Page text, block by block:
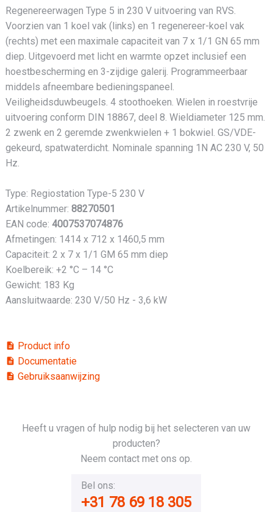
Regenereerwagen Type 5 in 230 V uitvoering van RVS.
Voorzien van 1 koel vak (links) en 1 regenereer-koel vak
(rechts) met een maximale capaciteit van 7 x 1/1 GN 65 mm
diep. Uitgevoerd met licht en warmte opzet inclusief een
hoestbescherming en 3-zijdige galerij. Programmeerbaar
middels afneembare bedieningspaneel.
Veiligheidsduwbeugels. 4 stoothoeken. Wielen in roestvrije
uitvoering conform DIN 18867, deel 8. Wieldiameter 125 mm.
2 zwenk en 2 geremde zwenkwielen + 1 bokwiel. GS/VDE-
gekeurd, spatwaterdicht. Nominale spanning 1N AC 230 V, 50
Hz.
Type: Regiostation Type-5 230 V
Artikelnummer: 88270501
EAN code: 4007537074876
Afmetingen: 1414 x 712 x 1460,5 mm
Capaciteit: 2 x 7 x 1/1 GM 65 mm diep
Koelbereik: +2 °C – 14 °C
Gewicht: 183 Kg
Aansluitwaarde: 230 V/50 Hz - 3,6 kW
description Product info
description Documentatie
description Gebruiksaanwijzing
Heeft u vragen of hulp nodig bij het selecteren van uw
producten?
Neem contact met ons op.
Bel ons:
+31 78 69 18 305